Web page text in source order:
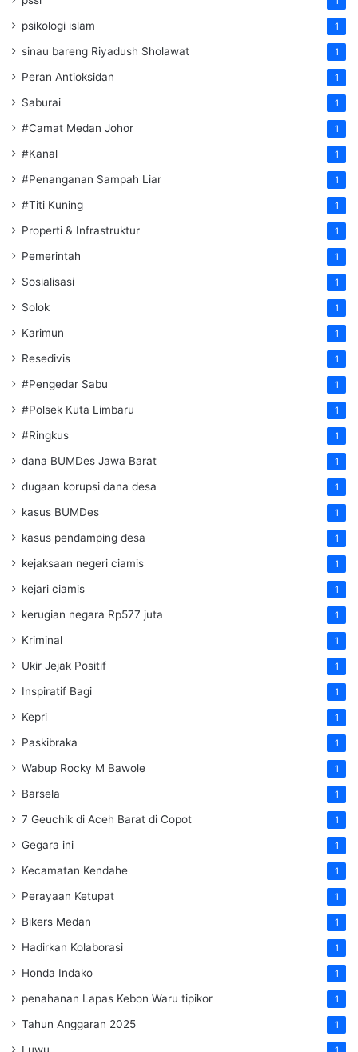
psikologi islam 1
sinau bareng Riyadush Sholawat 1
Peran Antioksidan 1
Saburai 1
#Camat Medan Johor 1
#Kanal 1
#Penanganan Sampah Liar 1
#Titi Kuning 1
Properti & Infrastruktur 1
Pemerintah 1
Sosialisasi 1
Solok 1
Karimun 1
Resedivis 1
#Pengedar Sabu 1
#Polsek Kuta Limbaru 1
#Ringkus 1
dana BUMDes Jawa Barat 1
dugaan korupsi dana desa 1
kasus BUMDes 1
kasus pendamping desa 1
kejaksaan negeri ciamis 1
kejari ciamis 1
kerugian negara Rp577 juta 1
Kriminal 1
Ukir Jejak Positif 1
Inspiratif Bagi 1
Kepri 1
Paskibraka 1
Wabup Rocky M Bawole 1
Barsela 1
7 Geuchik di Aceh Barat di Copot 1
Gegara ini 1
Kecamatan Kendahe 1
Perayaan Ketupat 1
Bikers Medan 1
Hadirkan Kolaborasi 1
Honda Indako 1
penahanan Lapas Kebon Waru tipikor 1
Tahun Anggaran 2025 1
Luwu